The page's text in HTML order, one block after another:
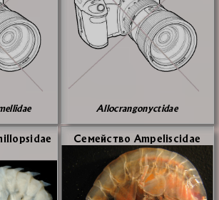
Allocrangonyctidae
Се­мей­ство Ampeliscidae